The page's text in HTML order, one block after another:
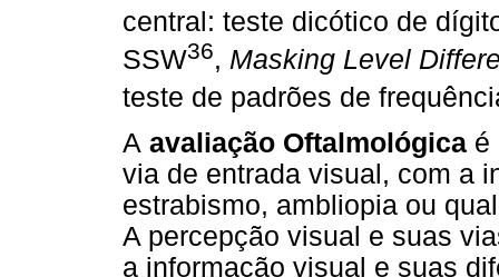
central: teste dicótico de
SSW36, Masking Level
teste de padrões de
A avaliação Oftalmológica é
via de entrada visual, com a
estrabismo, ambliopia ou
A percepção visual e suas
a informação visual e suas